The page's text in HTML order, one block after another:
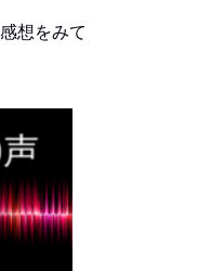
想をみて